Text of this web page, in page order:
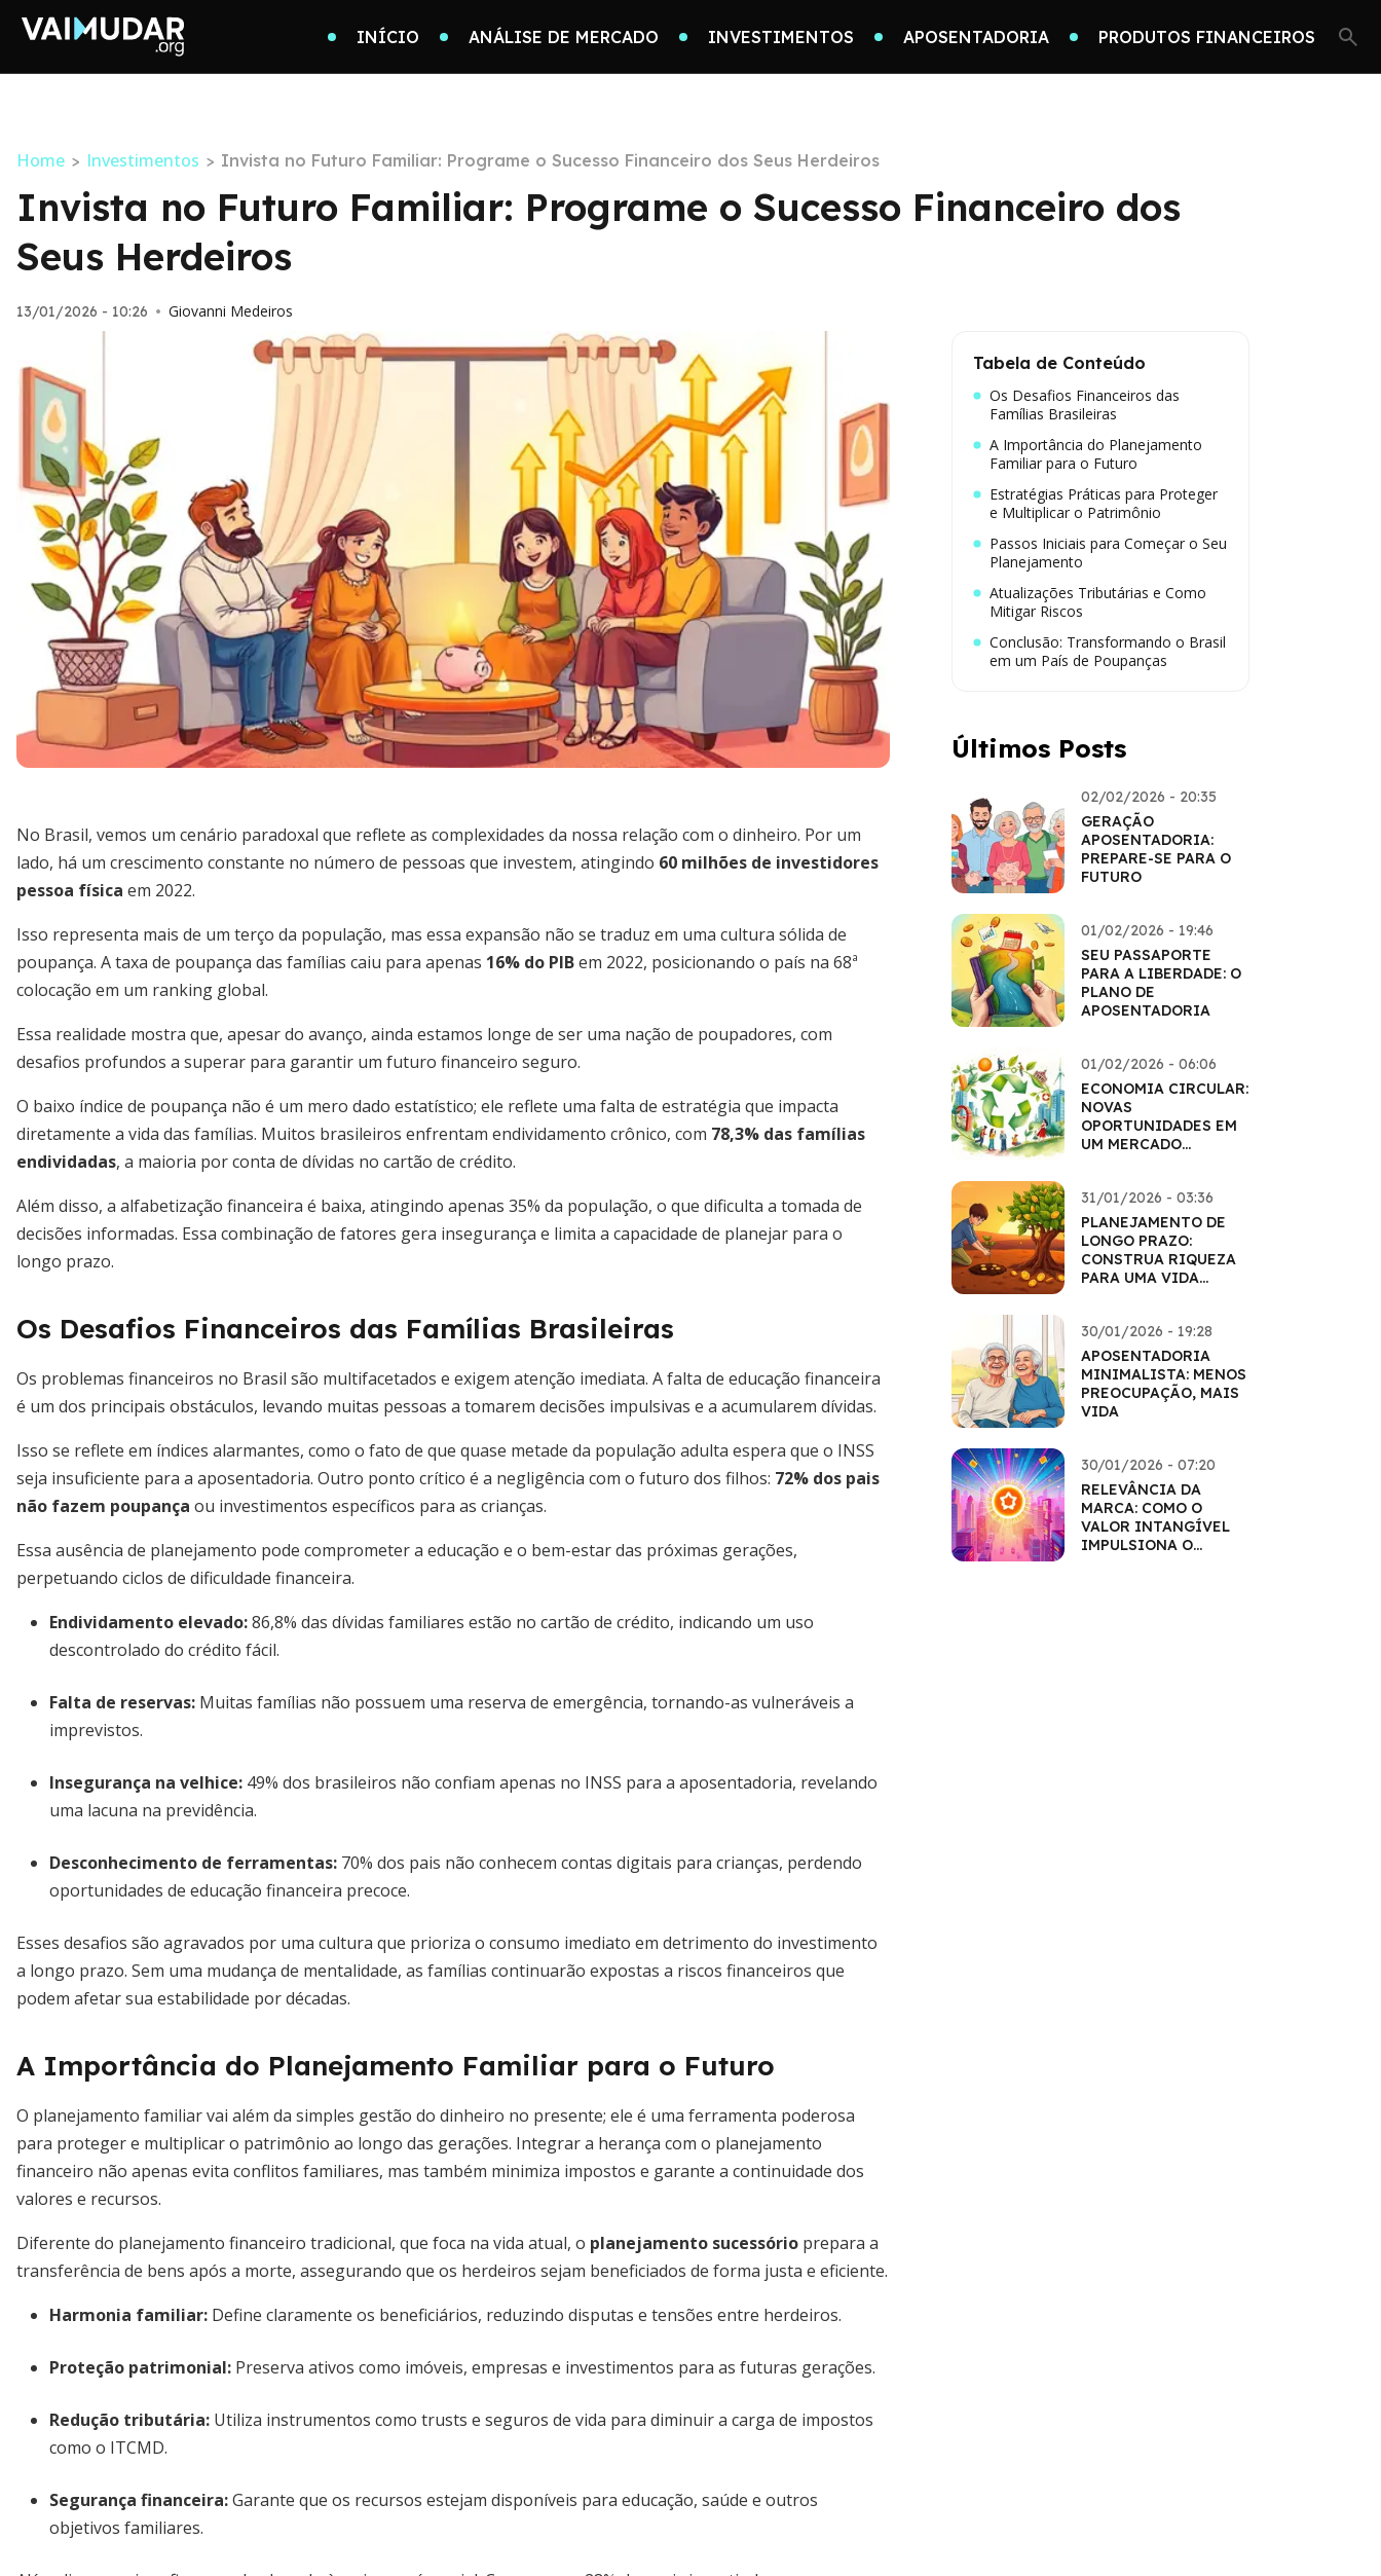
INÍCIO ANÁLISE DE MERCADO INVESTIMENTOS APOSENTADORIA PRODUTOS FINANCEIROS
Home > Investimentos > Invista no Futuro Familiar: Programe o Sucesso Financeiro dos Seus Herdeiros
Invista no Futuro Familiar: Programe o Sucesso Financeiro dos
Seus Herdeiros
13/01/2026 - 10:26 • Giovanni Medeiros
No Brasil, vemos um cenário paradoxal que reflete as complexidades da nossa relação com o dinheiro. Por um
lado, há um crescimento constante no número de pessoas que investem, atingindo 60 milhões de investidores
pessoa física em 2022.
Isso representa mais de um terço da população, mas essa expansão não se traduz em uma cultura sólida de
poupança. A taxa de poupança das famílias caiu para apenas 16% do PIBem 2022, posicionando o país na 68ª
colocação em um ranking global.
Essa realidade mostra que, apesar do avanço, ainda estamos longe de ser uma nação de poupadores, com
desafios profundos a superar para garantir um futuro financeiro seguro.
O baixo índice de poupança não é um mero dado estatístico; ele reflete uma falta de estratégia que impacta
diretamente a vida das famílias. Muitos brasileiros enfrentam endividamento crônico, com 78,3% das famílias
endividadas, a maioria por conta de dívidas no cartão de crédito.
Além disso, a alfabetização financeira é baixa, atingindo apenas 35% da população, o que dificulta a tomada de
decisões informadas. Essa combinação de fatores gera insegurança e limita a capacidade de planejar para o
longo prazo.
Os Desafios Financeiros das Famílias Brasileiras
Os problemas financeiros no Brasil são multifacetados e exigem atenção imediata. A falta de educação financeira
é um dos principais obstáculos, levando muitas pessoas a tomarem decisões impulsivas e a acumularem dívidas.
Isso se reflete em índices alarmantes, como o fato de que quase metade da população adulta espera que o INSS
seja insuficiente para a aposentadoria. Outro ponto crítico é a negligência com o futuro dos filhos: 72% dos pais
não fazem poupança ou investimentos específicos para as crianças.
Essa ausência de planejamento pode comprometer a educação e o bem-estar das próximas gerações,
perpetuando ciclos de dificuldade financeira.
Endividamento elevado:86,8% das dívidas familiares estão no cartão de crédito, indicando um uso
descontrolado do crédito fácil.
Falta de reservas: Muitas famílias não possuem uma reserva de emergência, tornando-as vulneráveis a
imprevistos.
Insegurança na velhice: 49% dos brasileiros não confiam apenas no INSS para a aposentadoria, revelando
uma lacuna na previdência.
Desconhecimento de ferramentas: 70% dos pais não conhecem contas digitais para crianças, perdendo
oportunidades de educação financeira precoce.
Esses desafios são agravados por uma cultura que prioriza o consumo imediato em detrimento do investimento
a longo prazo. Sem uma mudança de mentalidade, as famílias continuarão expostas a riscos financeiros que
podem afetar sua estabilidade por décadas.
A Importância do Planejamento Familiar para o Futuro
O planejamento familiar vai além da simples gestão do dinheiro no presente; ele é uma ferramenta poderosa
para proteger e multiplicar o patrimônio ao longo das gerações. Integrar a herança com o planejamento
financeiro não apenas evita conflitos familiares, mas também minimiza impostos e garante a continuidade dos
valores e recursos.
Diferente do planejamento financeiro tradicional, que foca na vida atual, o planejamento sucessório prepara a
transferência de bens após a morte, assegurando que os herdeiros sejam beneficiados de forma justa e eficiente.
Harmonia familiar: Define claramente os beneficiários, reduzindo disputas e tensões entre herdeiros.
Proteção patrimonial: Preserva ativos como imóveis, empresas e investimentos para as futuras gerações.
Redução tributária: Utiliza instrumentos como trusts e seguros de vida para diminuir a carga de impostos
como o ITCMD.
Segurança financeira:Garante que os recursos estejam disponíveis para educação, saúde e outros
objetivos familiares.
Tabela de Conteúdo
Os Desafios Financeiros das
Famílias Brasileiras
A Importância do Planejamento
Familiar para o Futuro
Estratégias Práticas para Proteger
e Multiplicar o Patrimônio
Passos Iniciais para Começar o Seu
Planejamento
Atualizações Tributárias e Como
Mitigar Riscos
Conclusão: Transformando o Brasil
em um País de Poupanças
Últimos Posts
02/02/2026 - 20:35
GERAÇÃO
APOSENTADORIA:
PREPARE-SE PARA O
FUTURO
01/02/2026 - 19:46
SEU PASSAPORTE
PARA A LIBERDADE: O
PLANO DE
APOSENTADORIA
01/02/2026 - 06:06
ECONOMIA CIRCULAR:
NOVAS
OPORTUNIDADES EM
UM MERCADO
31/01/2026 - 03:36
PLANEJAMENTO DE
LONGO PRAZO:
CONSTRUA RIQUEZA
PARA UMA VIDA
30/01/2026 - 19:28
APOSENTADORIA
MINIMALISTA: MENOS
PREOCUPAÇÃO, MAIS
VIDA
30/01/2026 - 07:20
RELEVÂNCIA DA
MARCA: COMO O
VALOR INTANGÍVEL
IMPULSIONA O